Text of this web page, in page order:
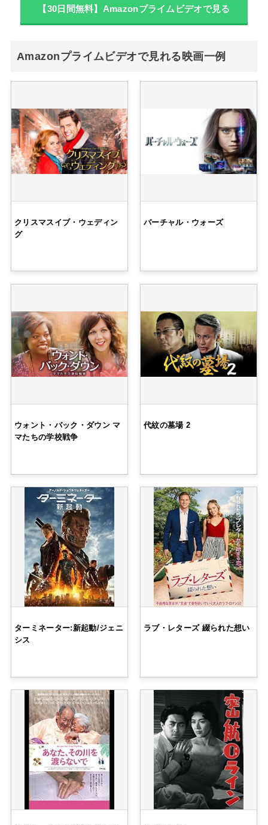
【30日間無料】Amazonプライムビデオで見る
Amazonプライムビデオで見れる映画一例
クリスマスイブ・ウェディン
グ
バーチャル・ウォーズ
ウォント・バック・ダウン マ
マたちの学校戦争
代紋の墓場 2
ターミネーター:新起動/ジェニ
シス
ラブ・レターズ 綴られた想い